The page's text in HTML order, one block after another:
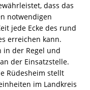
dass das
notwendigen
jede Ecke des rund
erreichen kann.
in der Regel und
der Einsatzstelle.
Rüdesheim stellt
im Landkreis